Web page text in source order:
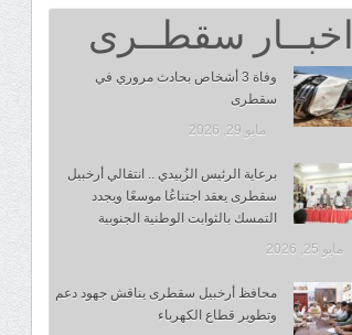
اخبــار سقطــرى
وفاة 3 أشخاص بحادث مروري في
سقطرى
مايو 29, 2026
برعاية الرئيس الزُبيدي .. انتقالي أرخبيل
سقطرى يعقد اجتناعُا موسعًا ويجدد
التمسك بالثوابت الوطنية الجنوبية
مايو 25, 2026
محافظ أرخبيل سقطرى يناقش جهود دعم
وتطوير قطاع الكهرباء